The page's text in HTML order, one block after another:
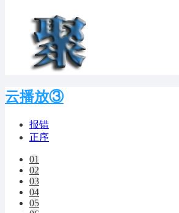
云播放③
报错
正序
01
02
03
04
05